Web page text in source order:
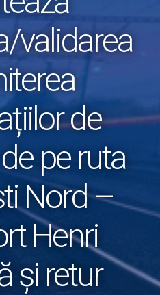
validarea
de
pe ruta
Nord –
Henri
și retur